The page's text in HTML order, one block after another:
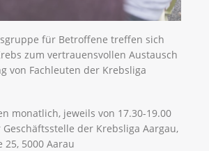
für Betroffene treffen sich
zum vertrauensvollen Austausch
von Fachleuten der Krebsliga
monatlich, jeweils von 17.30-19.00
der Krebsliga Aargau,
25, 5000 Aarau